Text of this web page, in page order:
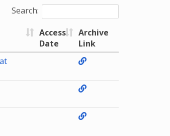
Search:
Access
Date
Archive
Link